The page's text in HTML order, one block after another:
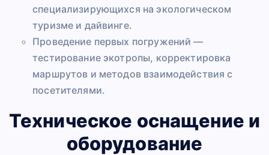
специализирующихся на экологическом
туризме и дайвинге.
Проведение первых погружений —
тестирование экотропы, корректировка
маршрутов и методов взаимодействия с
посетителями.
Техническое оснащение и
оборудование